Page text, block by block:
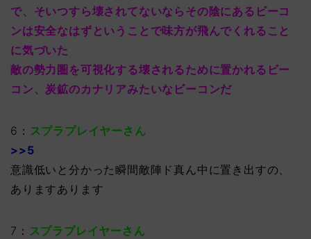
で、そいつすら壊されてないならその陰にあるビーコ
ンは安全なはずということで味方が飛んでくれること
に気づいた
敵の勢力圏を可視化する壊されるために置かれるビー
コン、炭鉱のカナリアみたいなビーコンだ
6： スプラプレイヤーさん
>>5
意識低いと分かった瞬間敵陣ド真ん中に置き出すの、
ありますあります
7： スプラプレイヤーさん